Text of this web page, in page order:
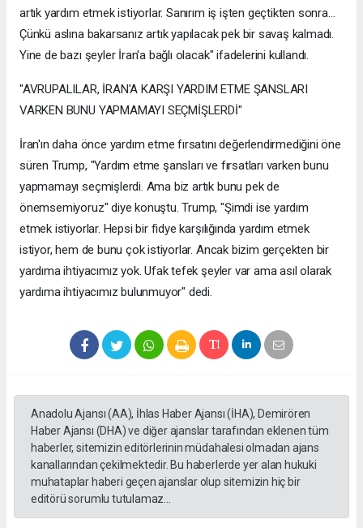
artık yardım etmek istiyorlar. Sanırım iş işten geçtikten sonra...
Çünkü aslına bakarsanız artık yapılacak pek bir savaş kalmadı.
Yine de bazı şeyler İran'a bağlı olacak" ifadelerini kullandı.
"AVRUPALILAR, İRAN'A KARŞI YARDIM ETME ŞANSLARI
VARKEN BUNU YAPMAMAYI SEÇMİŞLERDİ"
İran'ın daha önce yardım etme fırsatını değerlendirmediğini öne
süren Trump, "Yardım etme şansları ve fırsatları varken bunu
yapmamayı seçmişlerdi. Ama biz artık bunu pek de
önemsemiyoruz" diye konuştu. Trump, "Şimdi ise yardım
etmek istiyorlar. Hepsi bir fidye karşılığında yardım etmek
istiyor, hem de bunu çok istiyorlar. Ancak bizim gerçekten bir
yardıma ihtiyacımız yok. Ufak tefek şeyler var ama asıl olarak
yardıma ihtiyacımız bulunmuyor" dedi.
Anadolu Ajansı (AA), İhlas Haber Ajansı (İHA), Demirören
Haber Ajansı (DHA) ve diğer ajanslar tarafından eklenen tüm
haberler, sitemizin editörlerinin müdahalesi olmadan ajans
kanallarından çekilmektedir. Bu haberlerde yer alan hukuki
muhataplar haberi geçen ajanslar olup sitemizin hiç bir
editörü sorumlu tutulamaz...